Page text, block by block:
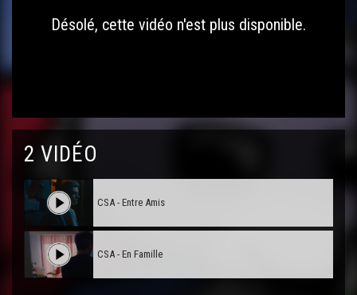
Désolé, cette vidéo n'est plus disponible.
2 VIDÉO
CSA - Entre Amis
CSA - En Famille